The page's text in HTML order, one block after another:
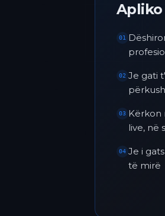
01
02 Je gati
03 Kërkon
live, në
04 Je i
të mirë